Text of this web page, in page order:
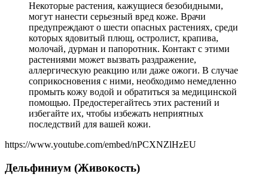
Некоторые растения, кажущиеся безобидными,
могут нанести серьезный вред коже. Врачи
предупреждают о шести опасных растениях, среди
которых ядовитый плющ, остролист, крапива,
молочай, дурман и папоротник. Контакт с этими
растениями может вызвать раздражение,
аллергическую реакцию или даже ожоги. В случае
соприкосновения с ними, необходимо немедленно
промыть кожу водой и обратиться за медицинской
помощью. Предостерегайтесь этих растений и
избегайте их, чтобы избежать неприятных
последствий для вашей кожи.
https://www.youtube.com/embed/nPCXNZlHzEU
Дельфиниум (Живокость)